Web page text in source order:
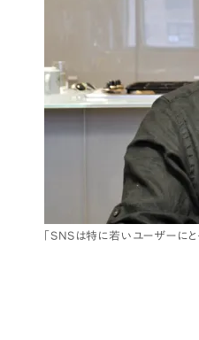
「SNSは特に若いユーザーにと